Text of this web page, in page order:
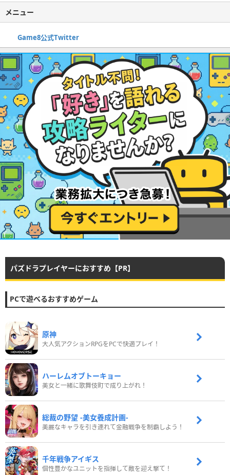
メニュー
Game8公式Twitter
パズドラプレイヤーにおすすめ【PR】
PCで遊べるおすすめゲーム
原神
大人気アクションRPGをPCで快適プレイ！
ハーレムオブトーキョー
美女と一緒に歌舞伎町で成り上がれ！
総裁の野望 -美女養成計画-
美麗なキャラを引き連れて金融戦争を制覇しよう！
千年戦争アイギス
個性豊かなユニットを指揮して敵を迎え撃て！